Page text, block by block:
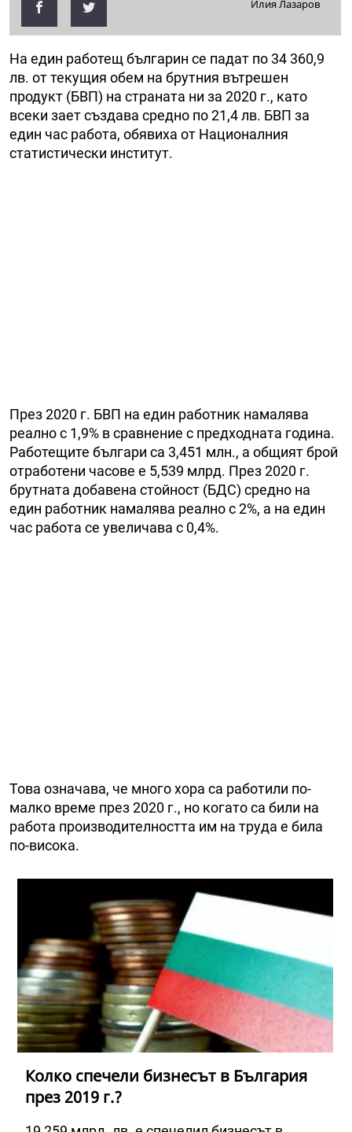
Илия Лазаров
На един работещ българин се падат по 34 360,9
лв. от текущия обем на брутния вътрешен
продукт (БВП) на страната ни за 2020 г., като
всеки зает създава средно по 21,4 лв. БВП за
един час работа, обявиха от Националния
статистически институт.
През 2020 г. БВП на един работник намалява
реално с 1,9% в сравнение с предходната година.
Работещите българи са 3,451 млн., а общият брой
отработени часове е 5,539 млрд. През 2020 г.
брутната добавена стойност (БДС) средно на
един работник намалява реално с 2%, а на един
час работа се увеличава с 0,4%.
Това означава, че много хора са работили по-
малко време през 2020 г., но когато са били на
работа производителността им на труда е била
по-висока.
Колко спечели бизнесът в България
през 2019 г.?